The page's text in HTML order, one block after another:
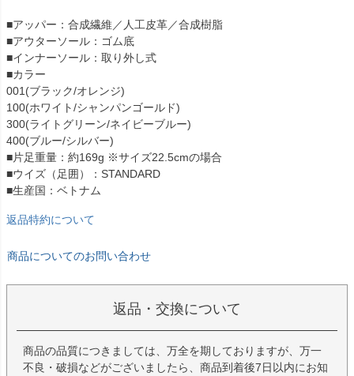
■アッパー：合成繊維／人工皮革／合成樹脂
■アウターソール：ゴム底
■インナーソール：取り外し式
■カラー
001(ブラック/オレンジ)
100(ホワイト/シャンパンゴールド)
300(ライトグリーン/ネイビーブルー)
400(ブルー/シルバー)
■片足重量：約169g ※サイズ22.5cmの場合
■ウイズ（足囲）：STANDARD
■生産国：ベトナム
返品特約について
商品についてのお問い合わせ
返品・交換について
商品の品質につきましては、万全を期しておりますが、万一
不良・破損などがございましたら、商品到着後7日以内にお知